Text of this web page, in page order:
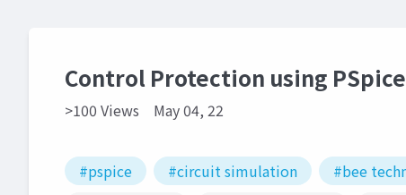
Control Protection using PSpice
>100 Views May 04, 22
#pspice #circuit simulation #bee